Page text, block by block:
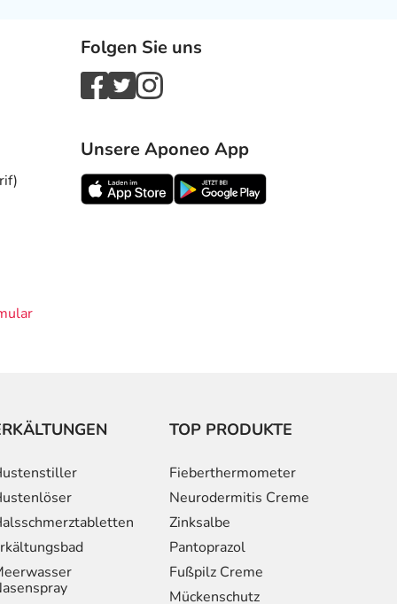
Folgen Sie uns
Unsere Aponeo App
TOP PRODUKTE
Fieberthermometer
Neurodermitis Creme
Zinksalbe
Pantoprazol
Fußpilz Creme
Mückenschutz